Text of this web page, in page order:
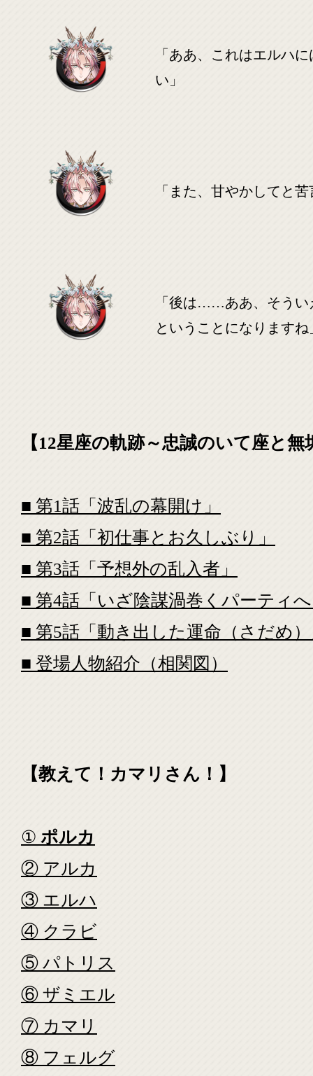
「ああ、これはエルハ
い」
「また、甘やかしてと
「後は……ああ、そうい
ということになりますね
【12星座の軌跡～忠誠のいて座と
■ 第1話「波乱の幕開け」
■ 第2話「初仕事とお久しぶり」
■ 第3話「予想外の乱入者」
■ 第4話「いざ陰謀渦巻くパーティ
■ 第5話「動き出した運命（さだめ
■ 登場人物紹介（相関図）
【教えて！カマリさん！】
① ポルカ
② アルカ
③ エルハ
④ クラビ
⑤ パトリス
⑥ ザミエル
⑦ カマリ
⑧ フェルグ